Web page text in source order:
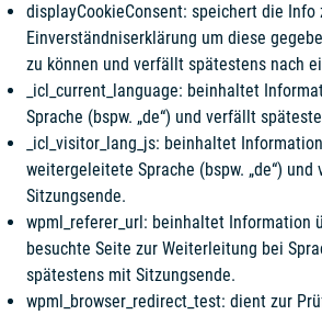
displayCookieConsent: speichert die Info
Einverständniserklärung um diese
zu können und verfällt spätestens nach
_icl_current_language: beinhaltet
Sprache (bspw. „de“) und verfällt
_icl_visitor_lang_js: beinhaltet
weitergeleitete Sprache (bspw. „de“)
Sitzungsende.
wpml_referer_url: beinhaltet Information
besuchte Seite zur Weiterleitung bei
spätestens mit Sitzungsende.
wpml_browser_redirect_test: dient zur